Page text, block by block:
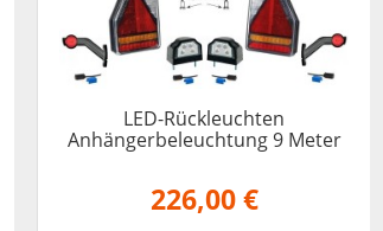
LED-Rückleuchten
Anhängerbeleuchtung 9 Meter
226,00 €